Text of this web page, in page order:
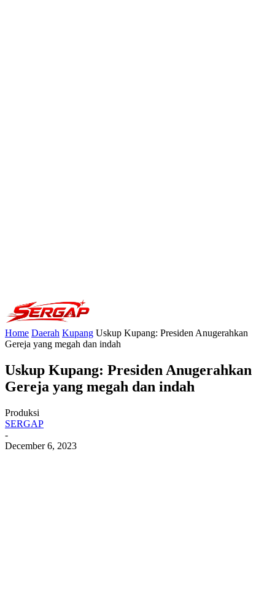
Home Daerah Kupang Uskup Kupang: Presiden Anugerahkan
Gereja yang megah dan indah
Uskup Kupang: Presiden Anugerahkan
Gereja yang megah dan indah
Produksi
SERGAP
-
December 6, 2023